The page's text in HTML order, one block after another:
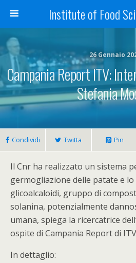
Institute of Food
26 Gennaio
Campania Report ITV:
Stefania
Condividi Twitta Pin
Il Cnr ha realizzato un sistema
germogliazione delle patate e
glicoalcaloidi, gruppo di
solanina, potenzialmente
umana, spiega la ricercatrice
ospite di Campania Report di ITV
In dettaglio: